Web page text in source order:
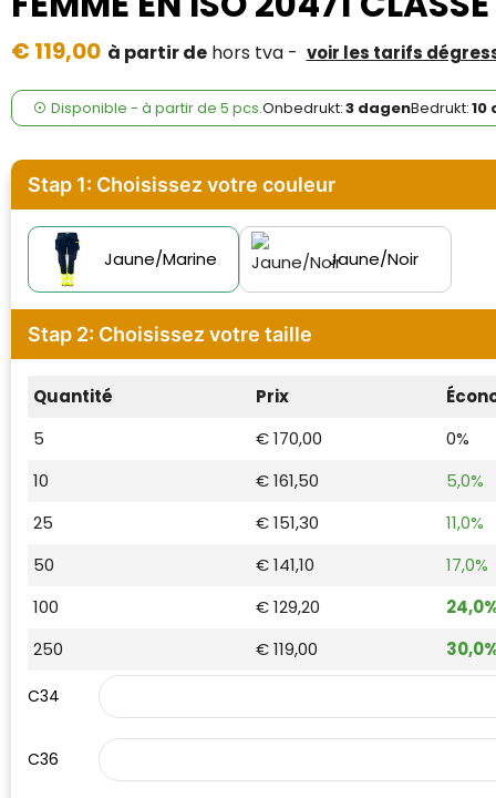
Fresh 'n Rebel
GolfOriginals
James Harvest
Kingcap
Mepal
Moleskine
MyKit
Ocean Bottle
Waterman
€ 119,00 à partir dehors tva - voir les tarifs
Disponible - à partir de 5 pcs.Onbedrukt:3 dagenBedrukt:10
Stap 1: Choisissez votre couleur
Jaune/Marine Jaune/Noir
Stap 2: Choisissez votre taille
Quantité Prix
5
€ 170,00
0%
10
€ 161,50
5,0%
25
€ 151,30
11,0%
50
€ 141,10
17,0%
100
€ 129,20
250
€ 119,00
C34
C36